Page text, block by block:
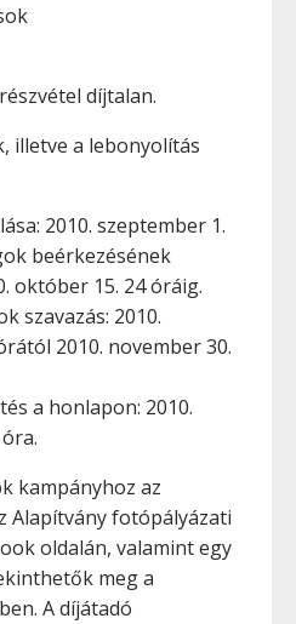
díjtalan.
illetve a lebonyolítás
2010. szeptember 1.
beérkezésének
október 15. 24 óráig.
szavazás: 2010.
2010. november 30.
a honlapon: 2010.
kampányhoz az
Alapítvány fotópályázati
oldalán, valamint egy
meg a
A díjátadó